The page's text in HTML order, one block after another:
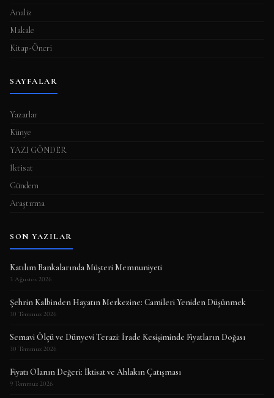
Analiz
Makale
Kitap-Öneri
SAYFALAR
Yazarlar
Künye
YAZI GÖNDER
İktisat
Gündem
Araştırma
SON YAZILAR
Katılım Bankalarında Müşteri Memnuniyeti
3 Ağustos 2026
Şehrin Kalbinden Hayatın Merkezine: Camileri Yeniden Düşünmek
30 Temmuz 2026
Semavi Ölçü ve Dünyevi Terazi: İrade Kesişiminde Fiyatların Doğası
30 Temmuz 2026
Fiyatı Olanın Değeri: İktisat ve Ahlakın Çatışması
9 Temmuz 2026